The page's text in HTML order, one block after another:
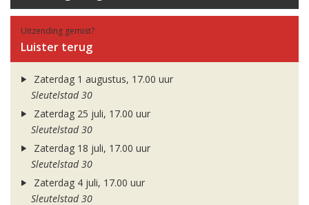
Uitzending gemist?
Luister terug
Zaterdag 1 augustus, 17.00 uur
Sleutelstad 30
Zaterdag 25 juli, 17.00 uur
Sleutelstad 30
Zaterdag 18 juli, 17.00 uur
Sleutelstad 30
Zaterdag 4 juli, 17.00 uur
Sleutelstad 30